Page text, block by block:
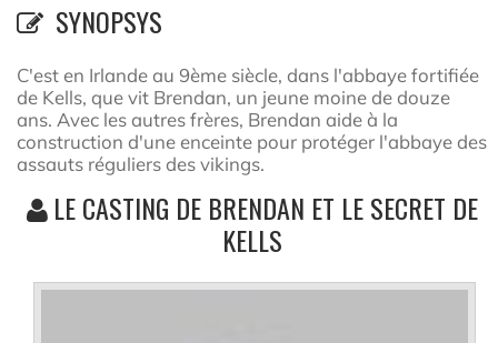
SYNOPSYS
C'est en Irlande au 9ème siècle, dans l'abbaye fortifiée
de Kells, que vit Brendan, un jeune moine de douze
ans. Avec les autres frères, Brendan aide à la
construction d'une enceinte pour protéger l'abbaye des
assauts réguliers des vikings.
LE CASTING DE BRENDAN ET LE SECRET DE
KELLS